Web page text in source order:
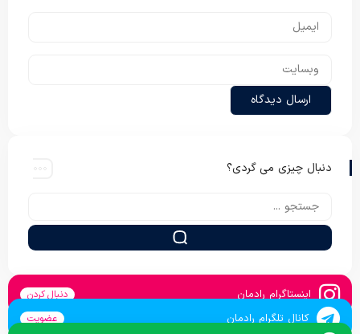
دنبال چیزی می گردی؟
اینستاگرام رادمان دنبال کردن
کانال تلگرام رادمان عضویت